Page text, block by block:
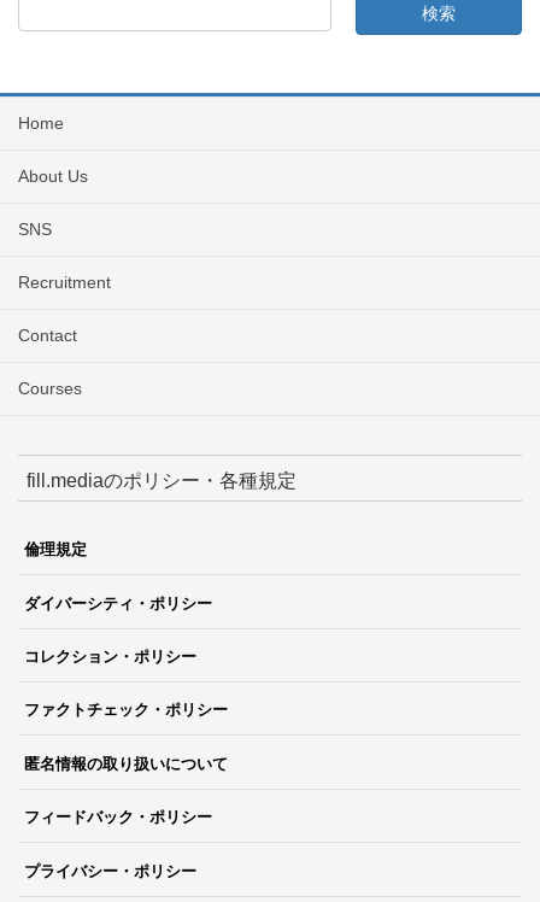
Home
About Us
SNS
Recruitment
Contact
Courses
fill.mediaのポリシー・各種規定
倫理規定
ダイバーシティ・ポリシー
コレクション・ポリシー
ファクトチェック・ポリシー
匿名情報の取り扱いについて
フィードバック・ポリシー
プライバシー・ポリシー